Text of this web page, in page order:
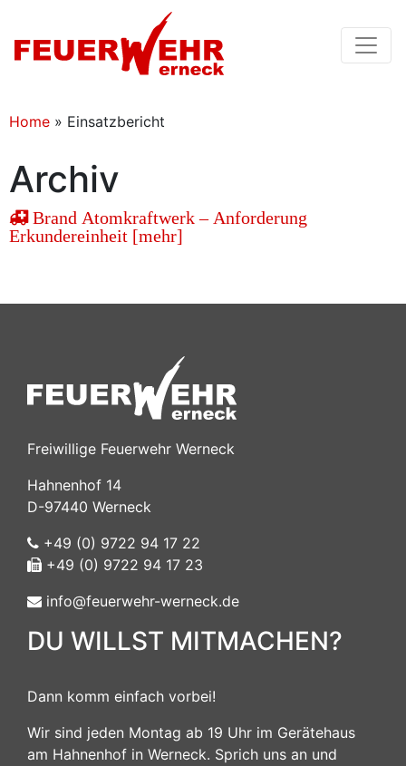
Home » Einsatzbericht
Archiv
Brand Atomkraftwerk – Anforderung
Erkundereinheit [mehr]
Freiwillige Feuerwehr Werneck
Hahnenhof 14
D-97440 Werneck
+49 (0) 9722 94 17 22
+49 (0) 9722 94 17 23
info@feuerwehr-werneck.de
DU WILLST MITMACHEN?
Dann komm einfach vorbei!
Wir sind jeden Montag ab 19 Uhr im Gerätehaus
am Hahnenhof in Werneck. Sprich uns an und